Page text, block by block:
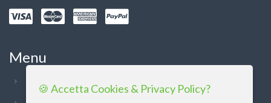
Menu
🍪 Accetta Cookies & Privacy Policy?